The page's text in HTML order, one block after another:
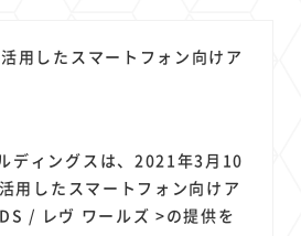
ル 6 モバイルルーター 6 新幹線 5
イント 3 海外料金 3 学割 3
2 YouTube iPad リスク 2 X 2
用したスマートフォン向けア
ディングスは、2021年3月10
用したスマートフォン向けア
/ レヴ ワールズ >の提供を